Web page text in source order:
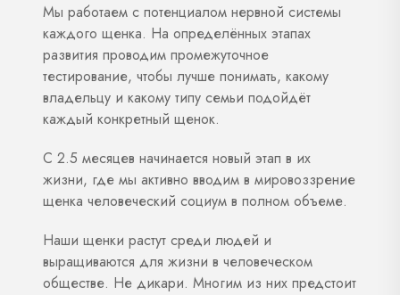
Мы работаем с потенциалом нервной системы
каждого щенка. На определённых этапах
развития проводим промежуточное
тестирование, чтобы лучше понимать, какому
владельцу и какому типу семьи подойдёт
каждый конкретный щенок.
С 2.5 месяцев начинается новый этап в их
жизни, где мы активно вводим в мировоззрение
щенка человеческий социум в полном объеме.
Наши щенки растут среди людей и
выращиваются для жизни в человеческом
обществе. Не дикари. Многим из них предстоит